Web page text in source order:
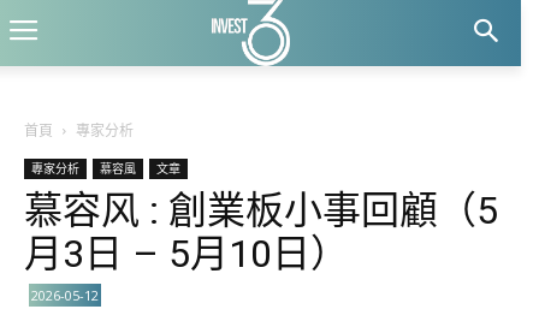
首頁 專家分析
專家分析 慕容風 文章
慕容风 : 創業板小事回顧（5
月3日 – 5月10日）
2026-05-12